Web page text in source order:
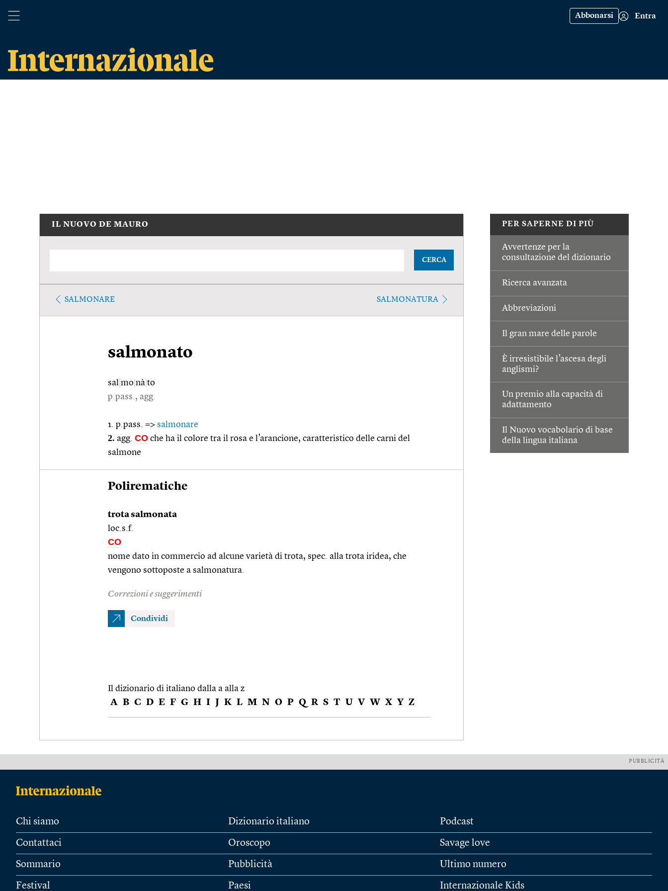
Abbonarsi Entra
PER SAPERNE DI PIÙ
Avvertenze per la
consultazione del dizionario
Ricerca avanzata
Abbreviazioni
Il gran mare delle parole
È irresistibile l’ascesa degli
anglismi?
Un premio alla capacità di
adattamento
Il Nuovo vocabolario di base
della lingua italiana
IL NUOVO DE MAURO
CERCA
SALMONARE SALMONATURA
salmonato
sal mo nà to
p.pass., agg.
1. p.pass. => salmonare
2. agg. CO che ha il colore tra il rosa e l’arancione, caratteristico delle carni del
salmone
Polirematiche
trota salmonata
loc.s.f.
CO
nome dato in commercio ad alcune varietà di trota, spec. alla trota iridea, che
vengono sottoposte a salmonatura.
Correzioni e suggerimenti
Condividi
Il dizionario di italiano dalla a alla z
A B C D E F G H I J K L M N O P Q R S T U V W X Y Z
PUBBLICITÀ
Chi siamo
Contattaci
Sommario
Festival
Dizionario italiano
Oroscopo
Pubblicità
Paesi
Podcast
Savage love
Ultimo numero
Internazionale Kids